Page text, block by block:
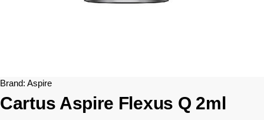
Brand: Aspire
Cartus Aspire Flexus Q 2ml